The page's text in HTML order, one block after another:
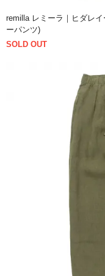
remilla レミーラ｜ヒダレ
ーパンツ)
SOLD OUT